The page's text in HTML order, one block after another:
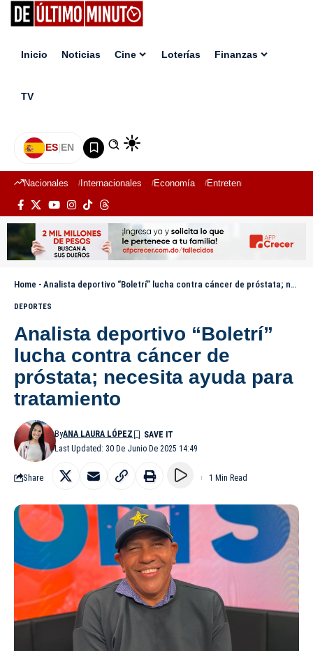
Inicio Noticias Cine Loterías Finanzas
TV
ES|EN
Nacionales Internacionales Economía Entretenimiento
Home - Analista deportivo “Boletrí” lucha contra cáncer de próstata; necesita ayuda para tratamiento
DEPORTES
Analista deportivo “Boletrí”
lucha contra cáncer de
próstata; necesita ayuda para
tratamiento
Last Updated: 30 De Junio De 2025 14:49
ByANA LAURA LÓPEZ
Share 1 Min Read